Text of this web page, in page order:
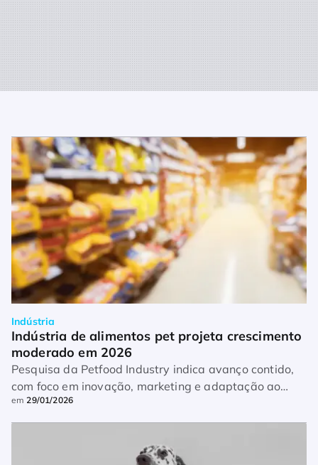
Indústria
Indústria de alimentos pet projeta crescimento
moderado em 2026
Pesquisa da Petfood Industry indica avanço contido,
com foco em inovação, marketing e adaptação ao
consumidor
em29/01/2026